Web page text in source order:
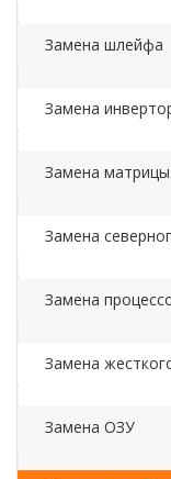
Замена шлейфа
Замена
Замена матрицы
Замена
Замена
Замена
Замена ОЗУ